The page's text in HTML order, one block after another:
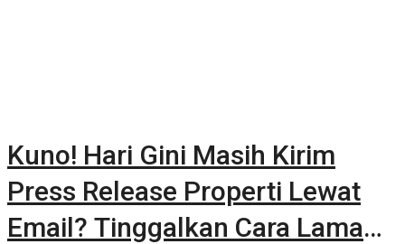
Kuno! Hari Gini Masih Kirim
Press Release Properti Lewat
Email? Tinggalkan Cara Lama